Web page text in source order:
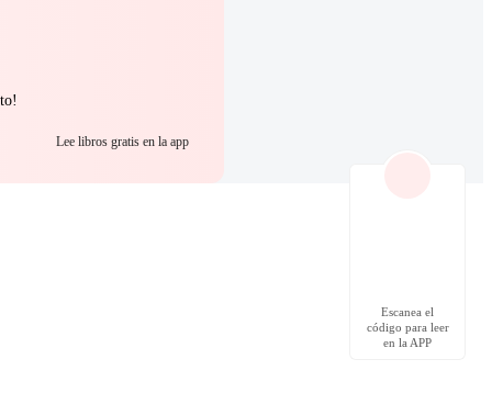
Lee libros gratis en la app
Escanea el
código para leer
en la APP